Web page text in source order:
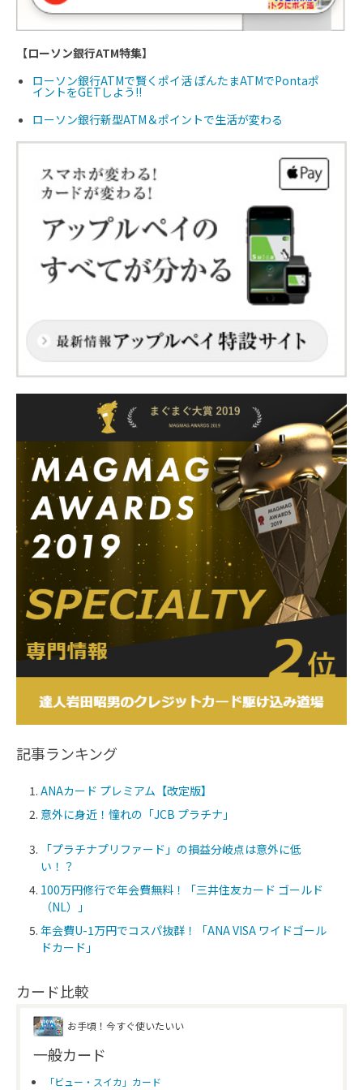
【ローソン銀行ATM特集】
ローソン銀行ATMで賢くポイ活 ぽんたまATMでPontaポ
イントをGETしよう!!
ローソン銀行新型ATM＆ポイントで生活が変わる
記事ランキング
ANAカード プレミアム【改定版】
意外に身近！憧れの「JCB プラチナ」
「プラチナプリファード」の損益分岐点は意外に低
い！？
100万円修行で年会費無料！「三井住友カード ゴールド
（NL）」
年会費U-1万円でコスパ抜群！「ANA VISA ワイドゴール
ドカード」
カード比較
お手頃！今すぐ使いたいい
一般カード
「ビュー・スイカ」カード